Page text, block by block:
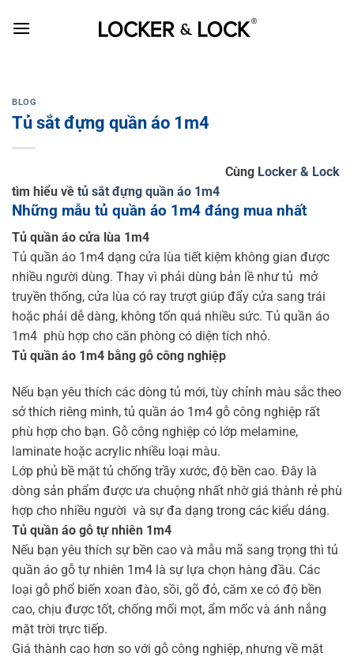
BLOG
Tủ sắt đựng quần áo 1m4
Cùng Locker & Lock
tìm hiểu về tủ sắt đựng quần áo 1m4
Những mẫu tủ quần áo 1m4 đáng mua nhất
Tủ quần áo cửa lùa 1m4
Tủ quần áo 1m4 dạng cửa lùa tiết kiệm không gian được
nhiều người dùng. Thay vì phải dùng bản lề như tủ mở
truyền thống, cửa lùa có ray trượt giúp đẩy cửa sang trái
hoặc phải dễ dàng, không tốn quá nhiều sức. Tủ quần áo
1m4 phù hợp cho căn phòng có diện tích nhỏ.
Tủ quần áo 1m4 bằng gỗ công nghiệp
Nếu bạn yêu thích các dòng tủ mới, tùy chỉnh màu sắc theo
sở thích riêng mình, tủ quần áo 1m4 gỗ công nghiệp rất
phù hợp cho bạn. Gỗ công nghiệp có lớp melamine,
laminate hoặc acrylic nhiều loại màu.
Lớp phủ bề mặt tủ chống trầy xước, độ bền cao. Đây là
dòng sản phẩm được ưa chuộng nhất nhờ giá thành rẻ phù
hợp cho nhiều người và sự đa dạng trong các kiểu dáng.
Tủ quần áo gỗ tự nhiên 1m4
Nếu bạn yêu thích sự bền cao và mẫu mã sang trọng thì tủ
quần áo gỗ tự nhiên 1m4 là sự lựa chọn hàng đầu. Các
loại gỗ phổ biến xoan đào, sồi, gõ đỏ, căm xe có độ bền
cao, chịu được tốt, chống mối mọt, ẩm mốc và ánh nắng
mặt trời trực tiếp.
Giá thành cao hơn so với gỗ công nghiệp, nhưng về mặt